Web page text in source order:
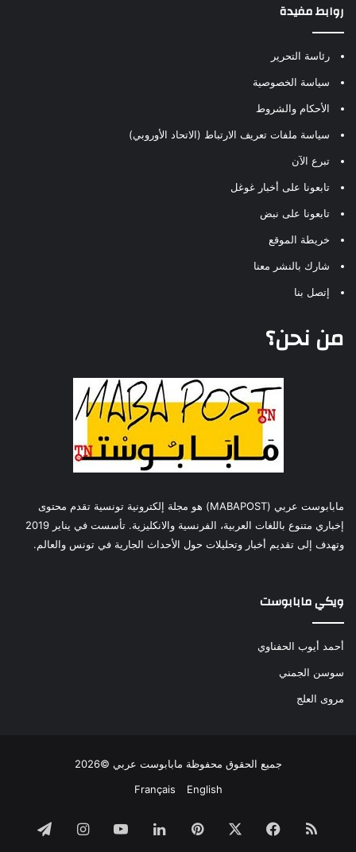
روابط مفيدة
رئاسة التحرير
سياسة الخصوصية
الأحكام والشروط
سياسة ملفات تعريف الارتباط (الاتحاد الأوروبي)
تبرع الآن
تابعونا على أخبار غوغل
تابعونا على نبض
خريطة الموقع
شارك بالنشر معنا
إتصل بنا
من نحن؟
مابابوست عربي (MABAPOST) هو مجلة إلكترونية تونسية تقدم محتوى
إخباري متنوع باللغات العربية، الفرنسية والانكليزية. تأسست في يناير 2019
وتهدف إلى تقديم أخبار وتحليلات حول الأحداث الجارية في تونس والعالم.
ويكي مابابوست
أحمد أيوب الحفناوي
سوسن الجمني
مروى العلج
جميع الحقوق محفوظة مابابوست عربي ©2026
English
Français
ملخص فيسبوك بينتيريستلينكدإن ‫YouTubeانستقرام